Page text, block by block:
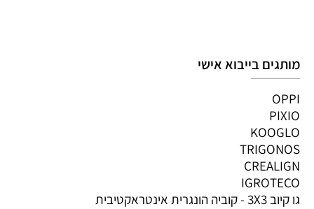
מותגים בייבוא אישי
OPPI
PIXIO
KOOGLO
TRIGONOS
CREALIGN
IGROTECO
גו קיוב 3X3 - קוביה הונגרית אינטראקטיבית